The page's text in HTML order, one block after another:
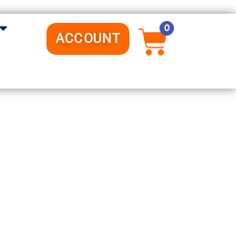
ACCOUNT
0